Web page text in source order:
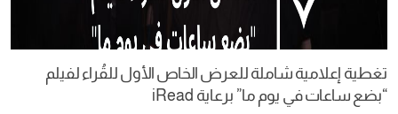
تغطية إعلامية شاملة للعرض الخاص الأول للقُراء لفيلم
“بضع ساعات في يوم ما” برعاية iRead